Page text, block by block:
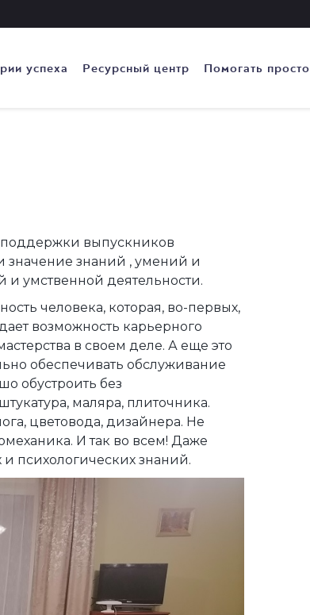
успеха Ресурсный центр Помогать просто
поддержки выпускников
значение знаний , умений и
и умственной деятельности.
человека, которая, во-первых,
возможность карьерного
в своем деле. А еще это
обеспечивать обслуживание
обустроить без
маляра, плиточника.
цветовода, дизайнера. Не
И так во всем! Даже
психологических знаний.